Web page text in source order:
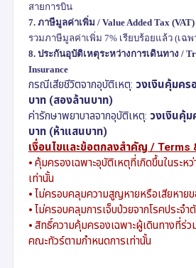
สายการบิน
7. ภาษีมูลค่าเพิ่ม / Value Added Tax (VAT)
รวมภาษีมูลค่าเพิ่ม 7% เรียบร้อยแล้ว (เฉ
8. ประกันอุบัติเหตุระหว่างการเดินทาง /
Insurance
กรณีเสียชีวิตจากอุบัติเหตุ: วงเงินคุ้มคร
บาท (สองล้านบาท)
ค่ารักษาพยาบาลจากอุบัติเหตุ: วงเงินคุ้
บาท (ห้าแสนบาท)
เงื่อนไขและข้อตกลงสำคัญ / Terms
⦁ คุ้มครองเฉพาะอุบัติเหตุที่เกิดขึ้นในระหว่
เท่านั้น
⦁ ไม่ครอบคลุมความสูญหายหรือเสียหาย
⦁ ไม่ครอบคลุมการเจ็บป่วยจากโรคประจ
⦁ สิทธิ์ความคุ้มครองเฉพาะผู้เดินทางที่ร่
คณะทัวร์ตามกำหนดการเท่านั้น